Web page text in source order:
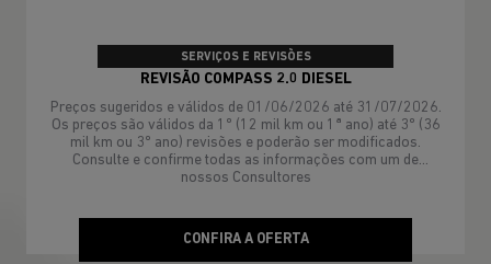
SERVIÇOS E REVISÕES
REVISÃO COMPASS 2.0 DIESEL
Preços sugeridos e válidos de 01/06/2026 até 31/07/2026.
Os preços são válidos da 1º (12 mil km ou 1ª ano) até 3º (36
mil km ou 3º ano) revisões e poderão ser modificados.
Consulte e confirme todas as informações com um de
nossos Consultores
CONFIRA A OFERTA